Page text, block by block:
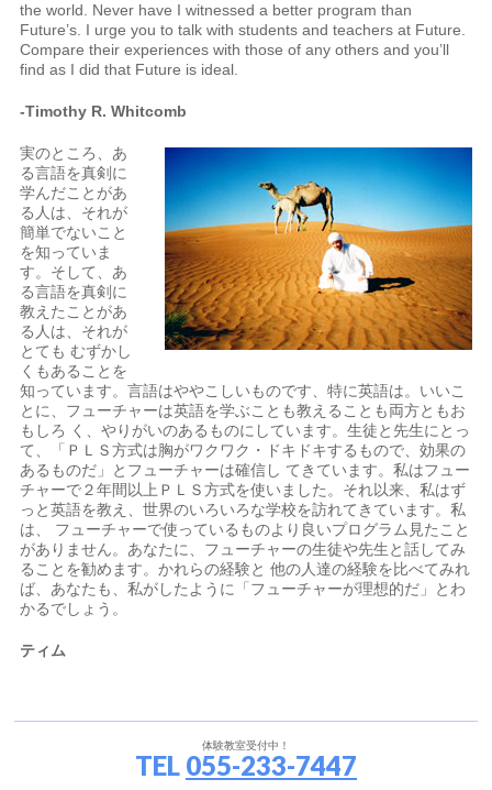
the world. Never have I witnessed a better program than
Future’s. I urge you to talk with students and teachers at Future.
Compare their experiences with those of any others and you’ll
find as I did that Future is ideal.
-Timothy R. Whitcomb
実のところ、あ
る言語を真剣に
学んだことがあ
る人は、それが
簡単でないこと
を知っていま
す。そして、あ
る言語を真剣に
教えたことがあ
る人は、それが
とても むずかし
くもあることを
知っています。言語はややこしいものです、特に英語は。いいこ
とに、フューチャーは英語を学ぶことも教えることも両方ともお
もしろ く、やりがいのあるものにしています。生徒と先生にとっ
て、「ＰＬＳ方式は胸がワクワク・ドキドキするもので、効果の
あるものだ」とフューチャーは確信し てきています。私はフュー
チャーで２年間以上ＰＬＳ方式を使いました。それ以来、私はず
っと英語を教え、世界のいろいろな学校を訪れてきています。私
は、 フューチャーで使っているものより良いプログラム見たこと
がありません。あなたに、フューチャーの生徒や先生と話してみ
ることを勧めます。かれらの経験と 他の人達の経験を比べてみれ
ば、あなたも、私がしたように「フューチャーが理想的だ」とわ
かるでしょう。
ティム
体験教室受付中！
TEL 055-233-7447